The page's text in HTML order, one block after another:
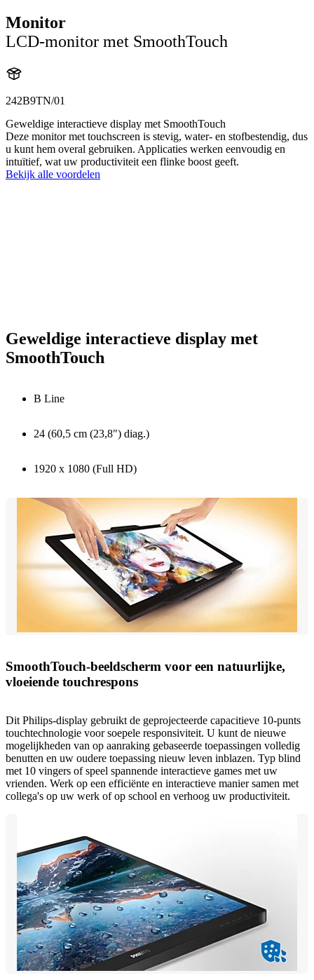
Monitor
LCD-monitor met SmoothTouch
242B9TN/01
Geweldige interactieve display met SmoothTouch
Deze monitor met touchscreen is stevig, water- en stofbestendig, dus
u kunt hem overal gebruiken. Applicaties werken eenvoudig en
intuïtief, wat uw productiviteit een flinke boost geeft.
Bekijk alle voordelen
Geweldige interactieve display met
SmoothTouch
B Line
24 (60,5 cm (23,8") diag.)
1920 x 1080 (Full HD)
SmoothTouch-beeldscherm voor een natuurlijke,
vloeiende touchrespons
Dit Philips-display gebruikt de geprojecteerde capacitieve 10-punts
touchtechnologie voor soepele responsiviteit. U kunt de nieuwe
mogelijkheden van op aanraking gebaseerde toepassingen volledig
benutten en uw oudere toepassing nieuw leven inblazen. Typ blind
met 10 vingers of speel spannende interactieve games met uw
vrienden. Werk op een efficiënte en interactieve manier samen met
collega's op uw werk of op school en verhoog uw productiviteit.